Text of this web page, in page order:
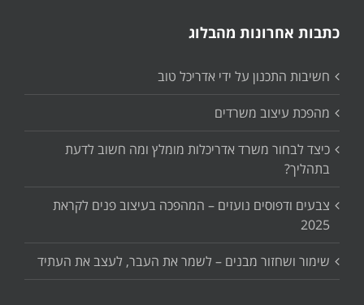
כתבות אחרונות מהבלוג
חשיבות התכנון על ידי אדריכל טוב
מהפכת עיצוב משרדים
כיצד לבחור משרד אדריכלות מומלץ ומה חשוב לדעת
בתהליך?
צבעים ודפוסים נועזים – המהפכה בעיצוב פנים לקראת
2025
שימור ושחזור מבנים – לשמר את העבר, לעצב את העתיד